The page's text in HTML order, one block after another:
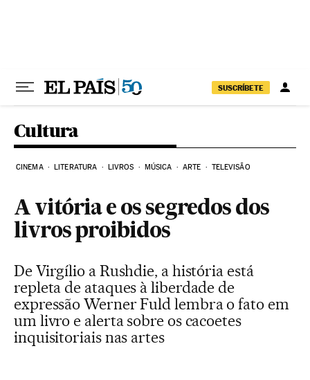
SUSCRÍBETE
Cultura
CINEMA LITERATURA LIVROS MÚSICA ARTE TELEVISÃO
A vitória e os segredos dos
livros proibidos
De Virgílio a Rushdie, a história está
repleta de ataques à liberdade de
expressão Werner Fuld lembra o fato em
um livro e alerta sobre os cacoetes
inquisitoriais nas artes